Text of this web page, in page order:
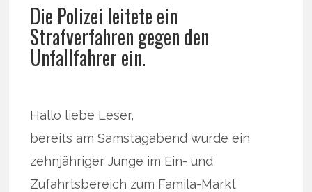
Die Polizei leitete ein
Strafverfahren gegen den
Unfallfahrer ein.
Hallo liebe Leser,
bereits am Samstagabend wurde ein
zehnjähriger Junge im Ein- und
Zufahrtsbereich zum Famila-Markt